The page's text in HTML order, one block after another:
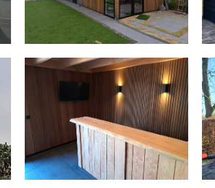
DOUGLAS VERANDA